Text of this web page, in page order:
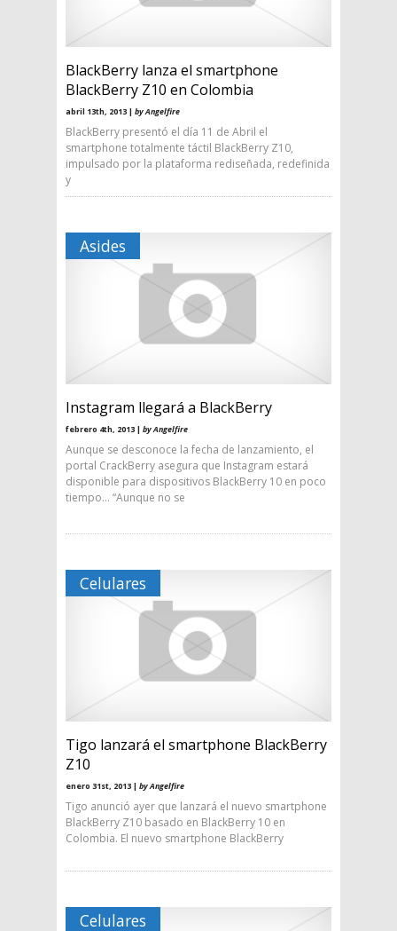
BlackBerry lanza el smartphone
BlackBerry Z10 en Colombia
abril 13th, 2013 | by Angelfire
BlackBerry presentó el día 11 de Abril el
smartphone totalmente táctil BlackBerry Z10,
impulsado por la plataforma rediseñada, redefinida
y
Asides
Instagram llegará a BlackBerry
febrero 4th, 2013 | by Angelfire
Aunque se desconoce la fecha de lanzamiento, el
portal CrackBerry asegura que Instagram estará
disponible para dispositivos BlackBerry 10 en poco
tiempo… “Aunque no se
Celulares
Tigo lanzará el smartphone BlackBerry
Z10
enero 31st, 2013 | by Angelfire
Tigo anunció ayer que lanzará el nuevo smartphone
BlackBerry Z10 basado en BlackBerry 10 en
Colombia. El nuevo smartphone BlackBerry
Celulares